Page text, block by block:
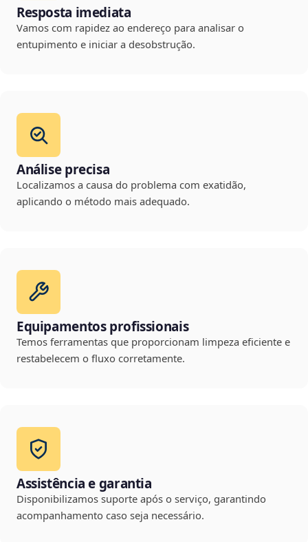
Resposta imediata
Vamos com rapidez ao endereço para analisar o
entupimento e iniciar a desobstrução.
Análise precisa
Localizamos a causa do problema com exatidão,
aplicando o método mais adequado.
Equipamentos profissionais
Temos ferramentas que proporcionam limpeza eficiente e
restabelecem o fluxo corretamente.
Assistência e garantia
Disponibilizamos suporte após o serviço, garantindo
acompanhamento caso seja necessário.